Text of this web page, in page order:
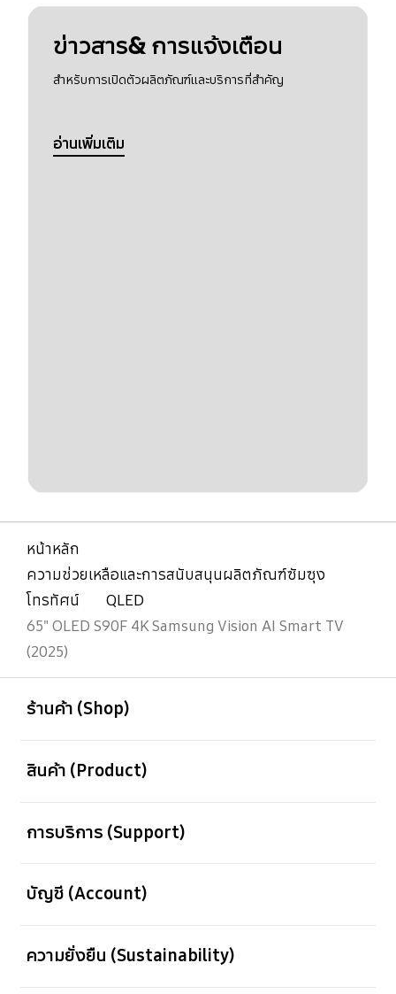
ข่าวสาร& การแจ้งเตือน
สำหรับการเปิดตัวผลิตภัณฑ์และบริการที่สำคัญ
อ่านเพิ่มเติม
หน้าหลัก
ความช่วยเหลือและการสนับสนุนผลิตภัณฑ์ซัมซุง
โทรทัศน์
QLED
65" OLED S90F 4K Samsung Vision AI Smart TV
(2025)
ร้านค้า (Shop)
สินค้า (Product)
การบริการ (Support)
บัญชี (Account)
ความยั่งยืน (Sustainability)